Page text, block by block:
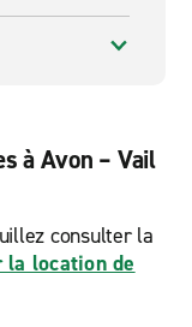
à Avon – Vail
consulter la
la location de